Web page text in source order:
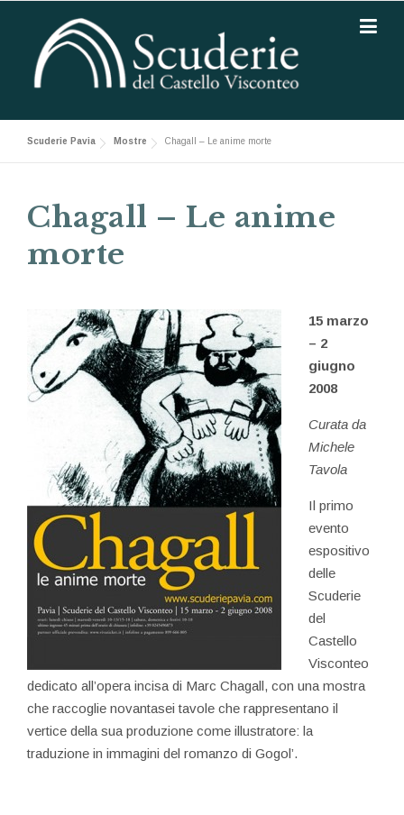
Scuderie Pavia Mostre Chagall – Le anime morte
Chagall – Le anime
morte
15 marzo
– 2
giugno
2008
Curata da
Michele
Tavola
Il primo
evento
espositivo
delle
Scuderie
del
Castello
Visconteo
dedicato all’opera incisa di Marc Chagall, con una mostra
che raccoglie novantasei tavole che rappresentano il
vertice della sua produzione come illustratore: la
traduzione in immagini del romanzo di Gogol’.